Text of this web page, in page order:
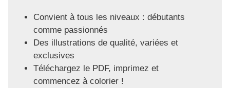
Convient à tous les niveaux : débutants
comme passionnés
Des illustrations de qualité, variées et
exclusives
Téléchargez le PDF, imprimez et
commencez à colorier !